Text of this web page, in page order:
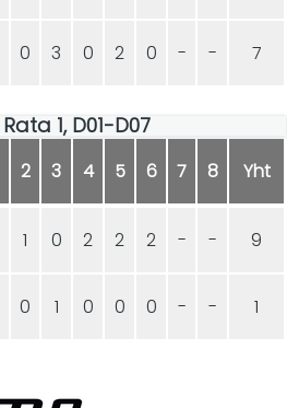
0 3 0 2 0 - - 7
Rata 1, D01-D07
2 3 4 5 6 7 8 Yht
1 0 2 2 2 - - 9
0 1 0 0 0 - - 1